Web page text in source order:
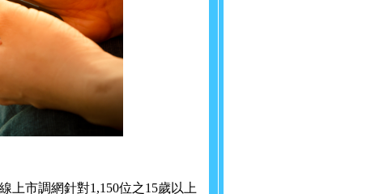
上市調網針對1,150位之15歲以上